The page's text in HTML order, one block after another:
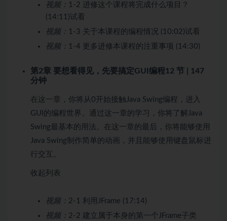
视频： 1-2 进修这个课程将完成什么项目？
(14:11)试看
视频： 1-3 关于本课程的编程情况 (10:02)试看
视频： 1-4 更多进修本课程的注重事项 (14:30)
第2章 要想看得见，先要搞定GUI编程12 节 | 147
分钟
在这一章，你将从0开始接触Java Swing编程，进入
GUI的编程世界。通过这一章的学习，你将了解Java
Swing最基本的用法。在这一章的最后，你将能够使用
Java Swing制作简单的动画，并且能够使用键盘鼠标进
行交互。
收起列表
视频： 2-1 利用JFrame (17:14)
视频： 2-2 建立属于本身的第一个JFrame子类